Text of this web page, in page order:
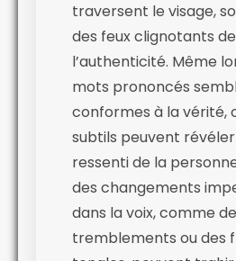
traversent le visage,
des feux clignotants de
l’authenticité. Même
mots prononcés
conformes à la vérité,
subtils peuvent
ressenti de la
des changements
dans la voix, comme
tremblements ou des